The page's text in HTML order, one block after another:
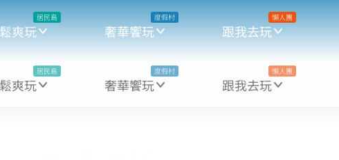
爽玩
居民島
奢華饗玩
度假村
跟我去玩
懶人團
爽玩
居民島
奢華饗玩
度假村
跟我去玩
懶人團